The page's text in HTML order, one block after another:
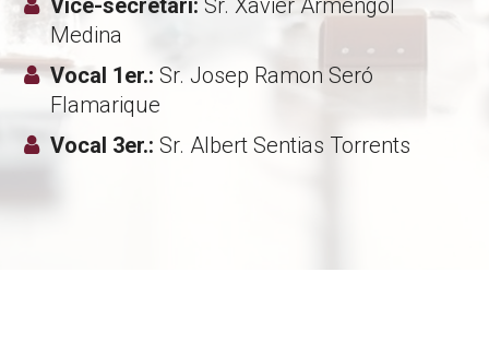
Medina
Vocal 1er.: Sr. Josep Ramon Seró
Flamarique
Vocal 3er.: Sr. Albert Sentias Torrents